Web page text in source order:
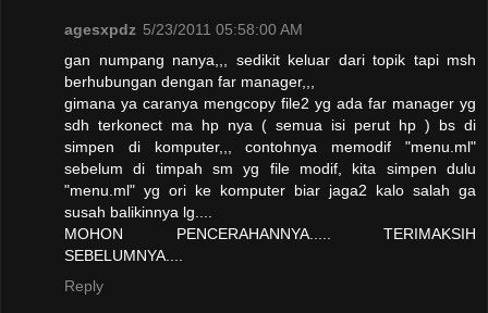
agesxpdz 5/23/2011 05:58:00 AM
gan numpang nanya,,, sedikit keluar dari topik tapi msh
berhubungan dengan far manager,,,
gimana ya caranya mengcopy file2 yg ada far manager yg
sdh terkonect ma hp nya ( semua isi perut hp ) bs di
simpen di komputer,,, contohnya memodif "menu.ml"
sebelum di timpah sm yg file modif, kita simpen dulu
"menu.ml" yg ori ke komputer biar jaga2 kalo salah ga
susah balikinnya lg....
MOHON PENCERAHANNYA..... TERIMAKSIH
SEBELUMNYA....
Reply